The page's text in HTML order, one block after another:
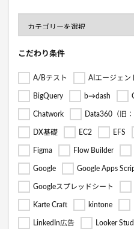
こだわり条件
A/Bテスト AIエージェン
BigQuery b→dash
Chatwork Data360（旧
DX基礎 EC2 EFS
Figma Flow Builder
Google Google Apps
Googleスプレッドシート
Karte Craft kintone
LinkedIn広告 Looker